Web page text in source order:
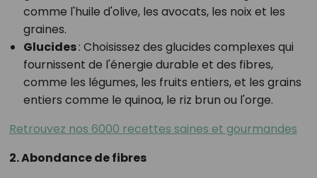
comme l'huile d'olive, les avocats, les noix et les
graines.
Glucides: Choisissez des glucides complexes qui
fournissent de l'énergie durable et des fibres,
comme les légumes, les fruits entiers, et les grains
entiers comme le quinoa, le riz brun ou l'orge.
Retrouvez nos 6000 recettes saines et gourmandes
2. Abondance de fibres